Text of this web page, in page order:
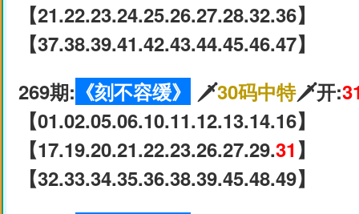
【21.22.23.24.25.26.27.28.32.36】
【37.38.39.41.42.43.44.45.46.47】
269期: 《刻不容缓》 🗡30码中特🗡开:
【01.02.05.06.10.11.12.13.14.16】
【17.19.20.21.22.23.26.27.29.31】
【32.33.34.35.36.38.39.45.48.49】